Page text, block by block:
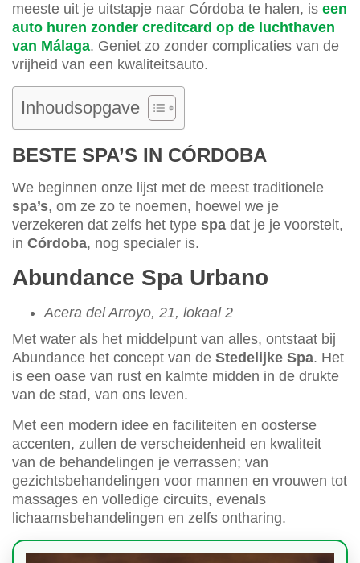
meeste uit je uitstapje naar Córdoba te halen, is een
auto huren zonder creditcard op de luchthaven
van Málaga. Geniet zo zonder complicaties van de
vrijheid van een kwaliteitsauto.
Inhoudsopgave
BESTE SPA’S IN CÓRDOBA
We beginnen onze lijst met de meest traditionele
spa’s, om ze zo te noemen, hoewel we je
verzekeren dat zelfs het type spa dat je je voorstelt,
in Córdoba, nog specialer is.
Abundance Spa Urbano
Acera del Arroyo, 21, lokaal 2
Met water als het middelpunt van alles, ontstaat bij
Abundance het concept van de Stedelijke Spa. Het
is een oase van rust en kalmte midden in de drukte
van de stad, van ons leven.
Met een modern idee en faciliteiten en oosterse
accenten, zullen de verscheidenheid en kwaliteit
van de behandelingen je verrassen; van
gezichtsbehandelingen voor mannen en vrouwen tot
massages en volledige circuits, evenals
lichaamsbehandelingen en zelfs ontharing.